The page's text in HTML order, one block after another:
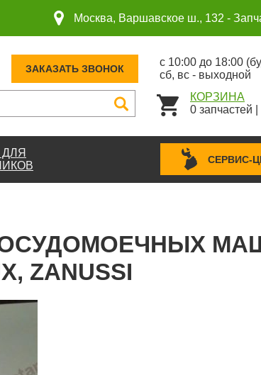
Москва, Варшавское ш., 132 -
ЗАКАЗАТЬ ЗВОНОК
с 10:00 до 18:00
сб, вс - выходной
КОРЗИНА
0 запчастей
СЕРВИС-
ZANUSSI